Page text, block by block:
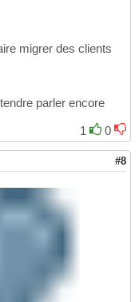
migrer des clients
parler encore
1
0
#8